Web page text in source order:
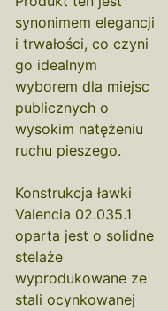
synonimem elegancji
i trwałości, co czyni
go idealnym
wyborem dla miejsc
publicznych o
wysokim natężeniu
ruchu pieszego.
Konstrukcja ławki
Valencia 02.035.1
oparta jest o solidne
stelaże
wyprodukowane ze
stali ocynkowanej